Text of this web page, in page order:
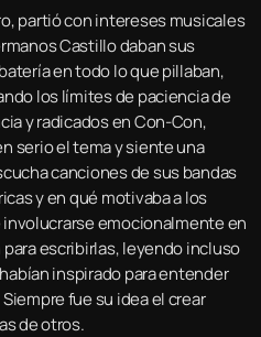
partió con intereses musicales
Castillo daban sus
en todo lo que pillaban,
los límites de paciencia de
y radicados en Con-Con,
serio el tema y siente una
canciones de sus bandas
y en qué motivaba a los
emocionalmente en
escribirlas, leyendo incluso
inspirado para entender
fue su idea el crear
de otros.